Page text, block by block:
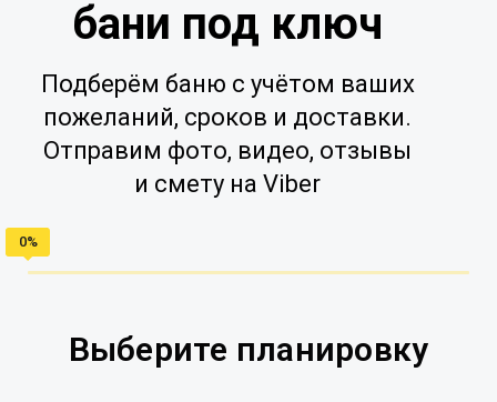
Подберём баню с учётом ваших
пожеланий, сроков и доставки.
Отправим фото, видео, отзывы
и смету на Viber
бани под ключ
Выберите планировку